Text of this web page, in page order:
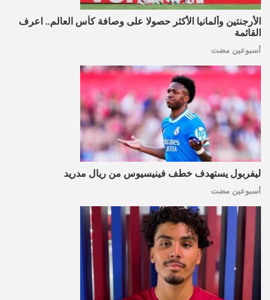
الأرجنتين وألمانيا الأكثر حصولا على وصافة كأس العالم.. اعرف
القائمة
أسبوعين مضت
ليفربول يستهدف خطف فينيسيوس من ريال مدريد
أسبوعين مضت